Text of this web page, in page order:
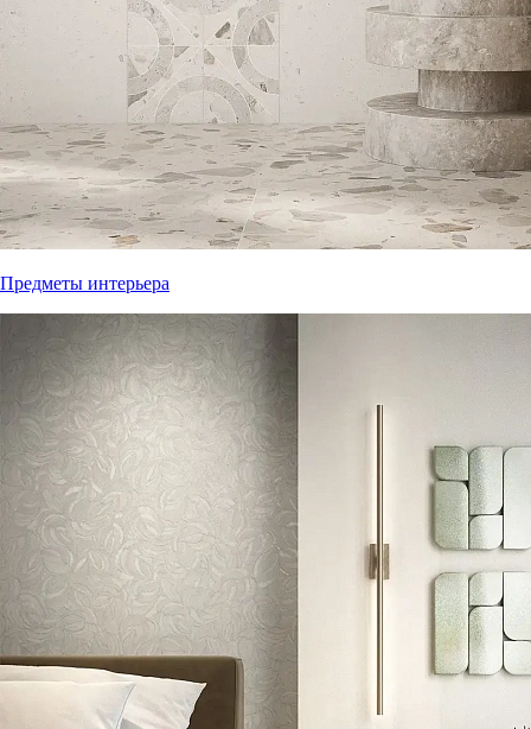
Предметы интерьера